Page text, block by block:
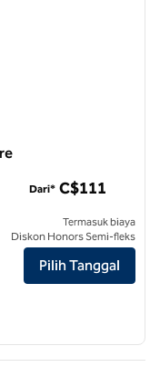
Windermere
Dari* C$111
Termasuk biaya
Diskon Honors Semi-fleks
Pilih Tanggal